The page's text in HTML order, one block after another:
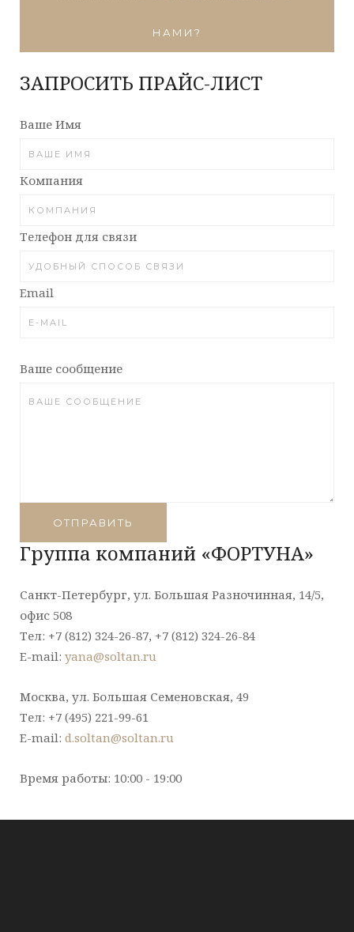
НАМИ?
ЗАПРОСИТЬ ПРАЙС-ЛИСТ
Ваше Имя
Компания
Телефон для связи
Email
Ваше сообщение
ОТПРАВИТЬ
Группа компаний «ФОРТУНА»
Санкт-Петербург, ул. Большая Разночинная, 14/5,
офис 508
Тел: +7 (812) 324-26-87, +7 (812) 324-26-84
E-mail: yana@soltan.ru
Москва, ул. Большая Семеновская, 49
Тел: +7 (495) 221-99-61
E-mail: d.soltan@soltan.ru
Время работы: 10:00 - 19:00